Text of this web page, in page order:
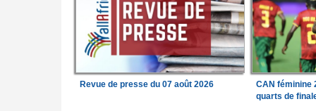
Revue de presse du 07 août 2026
CAN féminine
quarts de